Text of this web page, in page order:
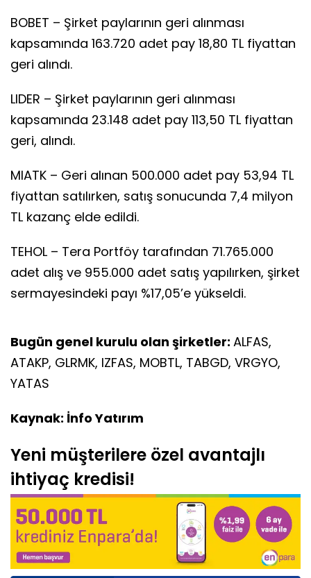
BOBET – Şirket paylarının geri alınması
kapsamında 163.720 adet pay 18,80 TL fiyattan
geri alındı.
LIDER – Şirket paylarının geri alınması
kapsamında 23.148 adet pay 113,50 TL fiyattan
geri, alındı.
MIATK – Geri alınan 500.000 adet pay 53,94 TL
fiyattan satılırken, satış sonucunda 7,4 milyon
TL kazanç elde edildi.
TEHOL – Tera Portföy tarafından 71.765.000
adet alış ve 955.000 adet satış yapılırken, şirket
sermayesindeki payı %17,05’e yükseldi.
Bugün genel kurulu olan şirketler: ALFAS,
ATAKP, GLRMK, IZFAS, MOBTL, TABGD, VRGYO,
YATAS
Kaynak: İnfo Yatırım
Yeni müşterilere özel avantajlı
ihtiyaç kredisi!